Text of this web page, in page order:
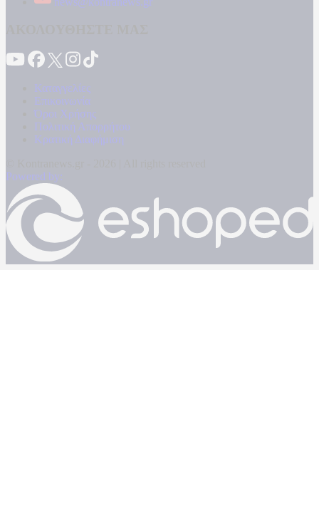
Καταγγελίες
Επικοινωνία
Όροι Χρήσης
Πολιτική Απορρήτου
Κρατική Διαφήμιση
Powered by: